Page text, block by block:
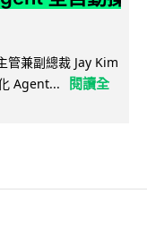
管兼副總裁 Jay Kim
Agent...
閱讀全